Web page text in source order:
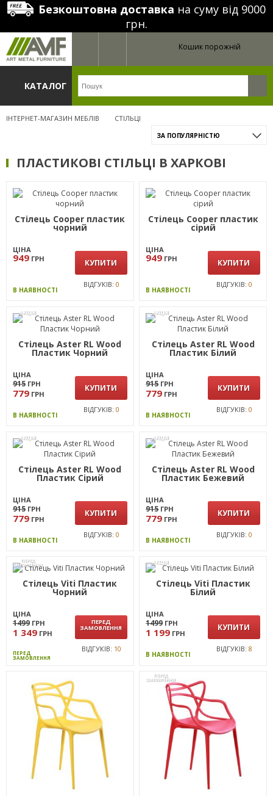
Безкоштовна доставка на суму від 9000
грн.
Кошик порожній
КАТАЛОГ
ІНТЕРНЕТ-МАГАЗИН МЕБЛІВ СТІЛЬЦІ
ЗА ПОПУЛЯРНІСТЮ
ПЛАСТИКОВІ СТІЛЬЦІ В ХАРКОВІ
Стілець Cooper пластик
чорний
ЦІНА
949 ГРН КУПИТИ
В НАЯВНОСТІ
ВІДГУКІВ: 0
Стілець Cooper пластик
сірий
ЦІНА
949 ГРН КУПИТИ
В НАЯВНОСТІ
ВІДГУКІВ: 0
АКЦІЯ
Стілець Aster RL Wood
Пластик Чорний
ЦІНА
915 ГРН
779 ГРН
КУПИТИ
В НАЯВНОСТІ
ВІДГУКІВ: 0
АКЦІЯ
Стілець Aster RL Wood
Пластик Білий
ЦІНА
915 ГРН
779 ГРН
КУПИТИ
В НАЯВНОСТІ
ВІДГУКІВ: 0
АКЦІЯ
Стілець Aster RL Wood
Пластик Сірий
ЦІНА
915 ГРН
779 ГРН
КУПИТИ
В НАЯВНОСТІ
ВІДГУКІВ: 0
АКЦІЯ
Стілець Aster RL Wood
Пластик Бежевий
ЦІНА
915 ГРН
779 ГРН
КУПИТИ
В НАЯВНОСТІ
ВІДГУКІВ: 0
ПЕРЕД
ЗАМОВЛЕННЯ
Стілець Viti Пластик
Чорний
ЦІНА
1499 ГРН
1 349 ГРН
ПЕРЕД
ЗАМОВЛЕННЯ
ПЕРЕД
ЗАМОВЛЕННЯ
ВІДГУКІВ: 10
АКЦІЯ
Стілець Viti Пластик
Білий
ЦІНА
1499 ГРН
1 199 ГРН
КУПИТИ
В НАЯВНОСТІ
ВІДГУКІВ: 8
ПЕРЕД
ЗАМОВЛЕННЯ